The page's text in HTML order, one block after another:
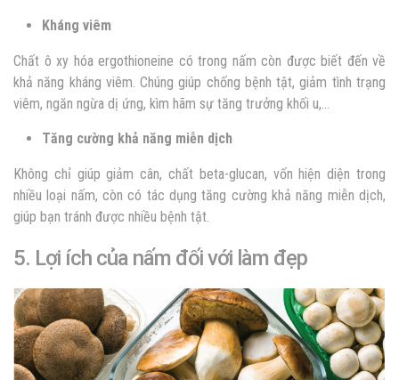
Kháng viêm
Chất ô xy hóa ergothioneine có trong nấm còn được biết đến về
khả năng kháng viêm. Chúng giúp chống bệnh tật, giảm tình trạng
viêm, ngăn ngừa dị ứng, kìm hãm sự tăng trưởng khối u,…
Tăng cường khả năng miễn dịch
Không chỉ giúp giảm cân, chất beta-glucan, vốn hiện diện trong
nhiều loại nấm, còn có tác dụng tăng cường khả năng miễn dịch,
giúp bạn tránh được nhiều bệnh tật.
5. Lợi ích của nấm đối với làm đẹp